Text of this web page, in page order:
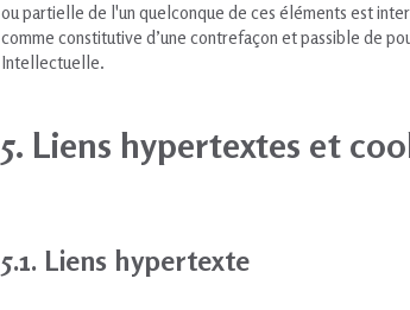
ou partielle de l'un quelconque de ces éléments est
comme constitutive d’une contrefaçon et passible de
Intellectuelle.
5. Liens hypertextes et
5.1. Liens hypertexte